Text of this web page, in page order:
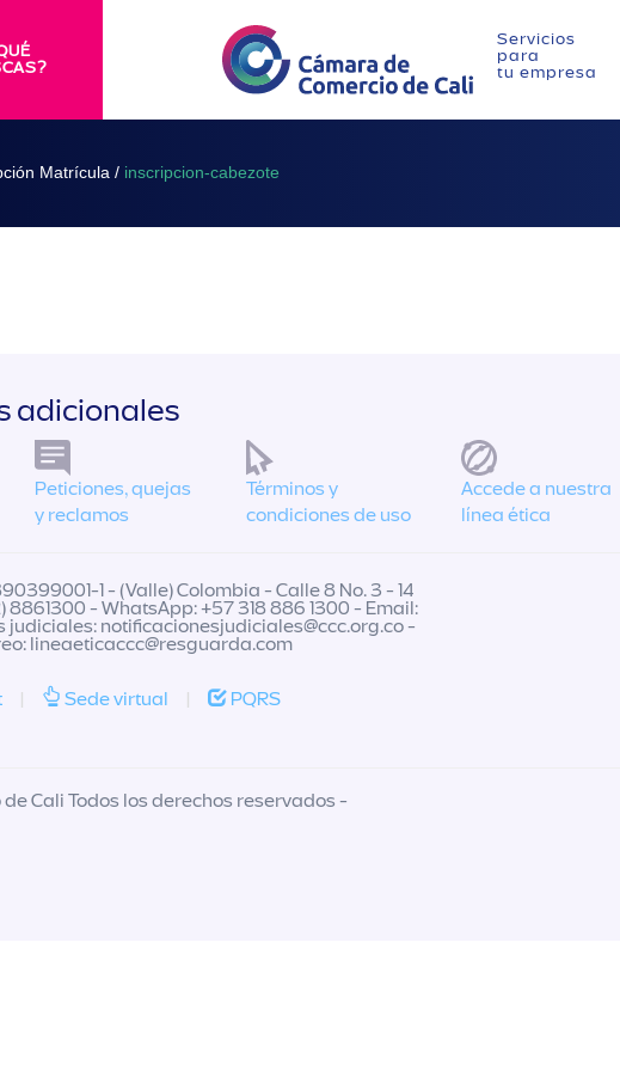
Servicios
para
tu empresa
Matrícula / inscripcion-cabezote
adicionales
Peticiones, quejas
y reclamos
Términos y
condiciones de uso
Accede a nuestra
línea ética
1 - (Valle) Colombia - Calle 8 No. 3 - 14
- WhatsApp: +57 318 886 1300 - Email:
judiciales: notificacionesjudiciales@ccc.org.co-
lineaeticaccc@resguarda.com
| Sede virtual | PQRS
Cali Todos los derechos reservados -